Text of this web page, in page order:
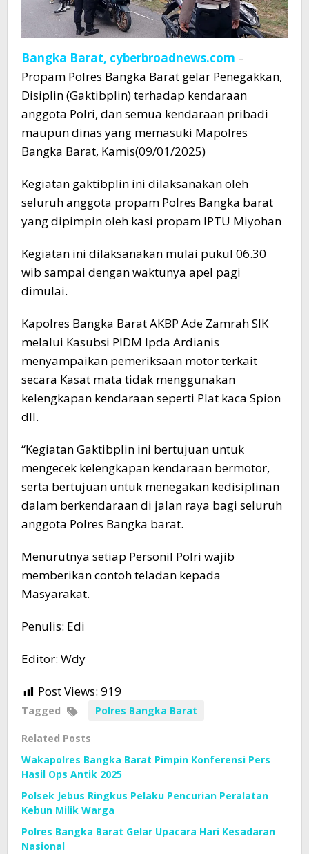
Bangka Barat, cyberbroadnews.com –
Propam Polres Bangka Barat gelar Penegakkan,
Disiplin (Gaktibplin) terhadap kendaraan
anggota Polri, dan semua kendaraan pribadi
maupun dinas yang memasuki Mapolres
Bangka Barat, Kamis(09/01/2025)
Kegiatan gaktibplin ini dilaksanakan oleh
seluruh anggota propam Polres Bangka barat
yang dipimpin oleh kasi propam IPTU Miyohan
Kegiatan ini dilaksanakan mulai pukul 06.30
wib sampai dengan waktunya apel pagi
dimulai.
Kapolres Bangka Barat AKBP Ade Zamrah SIK
melalui Kasubsi PIDM Ipda Ardianis
menyampaikan pemeriksaan motor terkait
secara Kasat mata tidak menggunakan
kelengkapan kendaraan seperti Plat kaca Spion
dll.
“Kegiatan Gaktibplin ini bertujuan untuk
mengecek kelengkapan kendaraan bermotor,
serta bertujuan untuk menegakan kedisiplinan
dalam berkendaraan di jalan raya bagi seluruh
anggota Polres Bangka barat.
Menurutnya setiap Personil Polri wajib
memberikan contoh teladan kepada
Masyarakat.
Penulis: Edi
Editor: Wdy
Post Views: 919
Tagged Polres Bangka Barat
Related Posts
Wakapolres Bangka Barat Pimpin Konferensi Pers
Hasil Ops Antik 2025
Polsek Jebus Ringkus Pelaku Pencurian Peralatan
Kebun Milik Warga
Polres Bangka Barat Gelar Upacara Hari Kesadaran
Nasional